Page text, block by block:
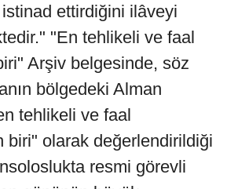
ettirdiğini ilâveyi
"En tehlikeli ve faal
Arşiv belgesinde, söz
bölgedeki Alman
tehlikeli ve faal
biri" olarak değerlendirildiği
resmi görevli